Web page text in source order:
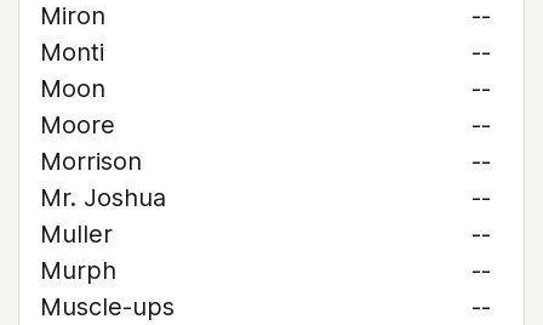
Miron
--
Monti
--
Moon
--
Moore
--
Morrison
--
Mr. Joshua
--
Muller
--
Murph
--
Muscle-ups
--